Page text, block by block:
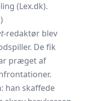
(Lex.dk).
-redaktør blev
De fik
præget af
han skaffede